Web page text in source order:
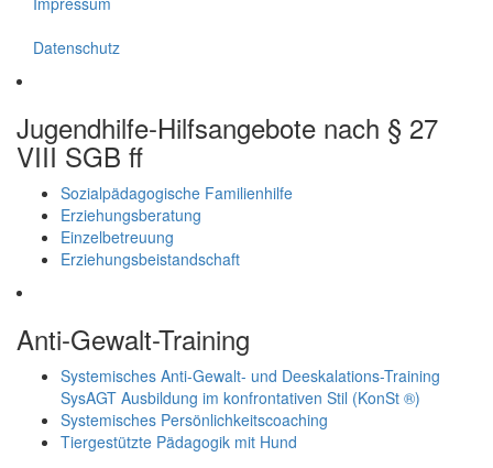
Datenschutz
Jugendhilfe-Hilfsangebote nach § 27
VIII SGB ff
Sozialpädagogische Familienhilfe
Erziehungsberatung
Einzelbetreuung
Erziehungsbeistandschaft
Anti-Gewalt-Training
Systemisches Anti-Gewalt- und Deeskalations-Training
SysAGT Ausbildung im konfrontativen Stil (KonSt ®)
Systemisches Persönlichkeitscoaching
Tiergestützte Pädagogik mit Hund